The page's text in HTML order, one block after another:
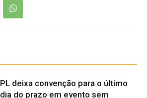
PL deixa convenção para o último
dia do prazo em evento sem